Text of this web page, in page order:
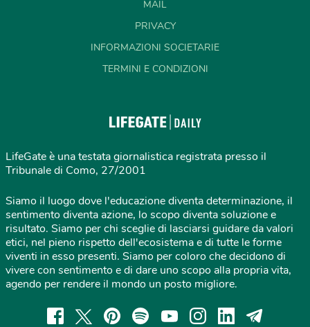
MAIL
PRIVACY
INFORMAZIONI SOCIETARIE
TERMINI E CONDIZIONI
LifeGate è una testata giornalistica registrata presso il
Tribunale di Como, 27/2001
Siamo il luogo dove l'educazione diventa determinazione, il
sentimento diventa azione, lo scopo diventa soluzione e
risultato. Siamo per chi sceglie di lasciarsi guidare da valori
etici, nel pieno rispetto dell'ecosistema e di tutte le forme
viventi in esso presenti. Siamo per coloro che decidono di
vivere con sentimento e di dare uno scopo alla propria vita,
agendo per rendere il mondo un posto migliore.